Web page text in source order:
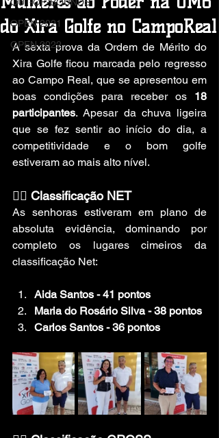
OPEN 2021
OPEN 2022
do Xira Golfe no CampoReal
A sexta prova da Ordem de Mérito do
Xira Golfe ficou marcada pelo regresso
ao Campo Real, que se apresentou em
boas condições para receber os 18
participantes. Apesar da chuva ligeira
que se fez sentir ao início do dia, a
competitividade e o bom golfe
estiveram ao mais alto nível.
🏌️‍♀️ Classificação NET
As senhoras estiveram em plano de
absoluta evidência, dominando por
completo os lugares cimeiros da
classificação Net:
Aida Santos - 41 pontos
Maria do Rosário Silva - 38 pontos
Carlos Santos - 36 pontos